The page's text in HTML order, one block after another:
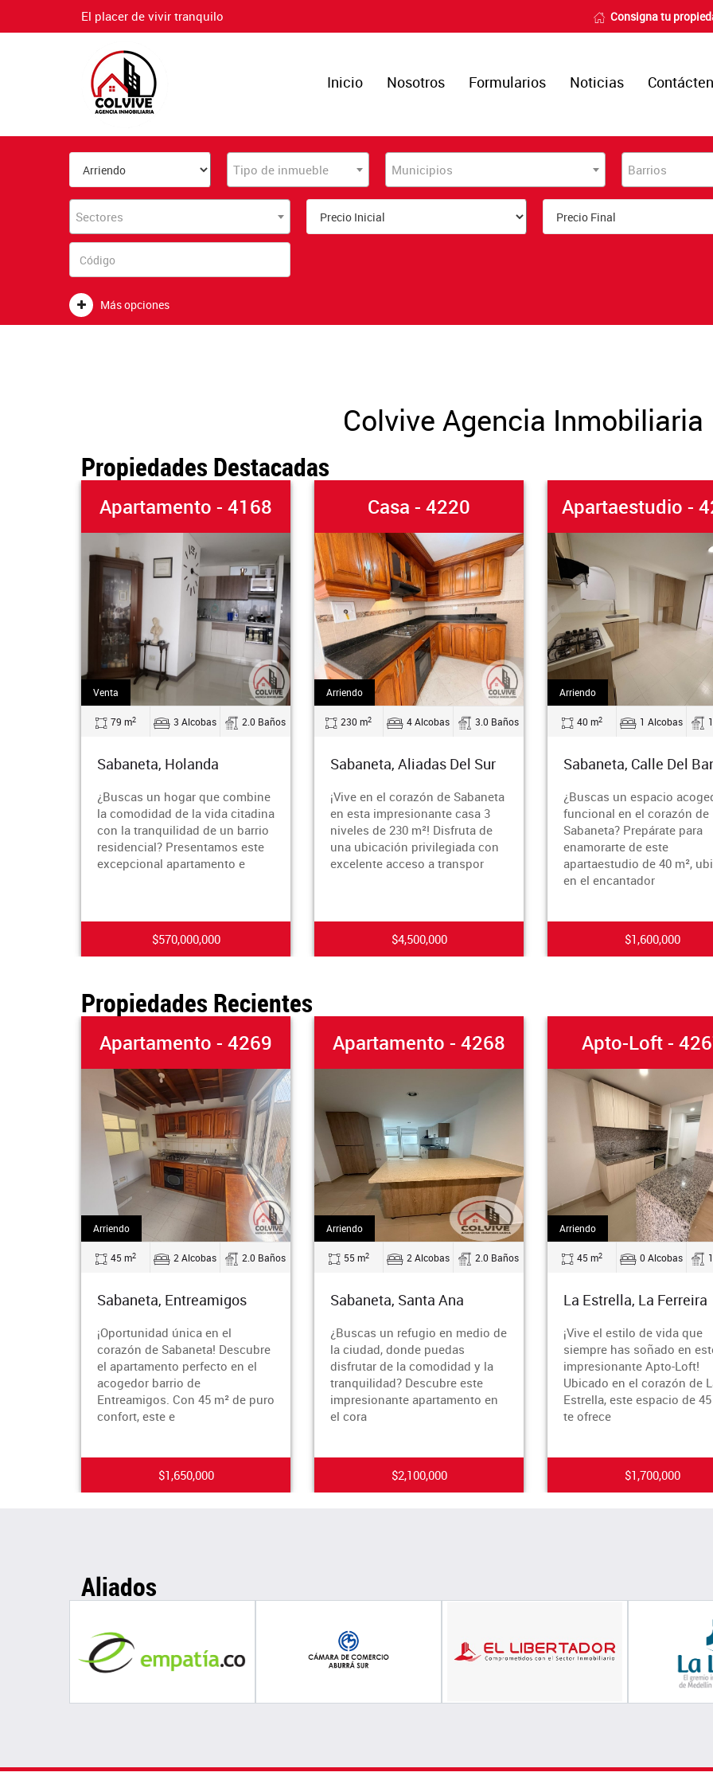
El placer de vivir tranquilo Consigna tu
Inicio Nosotros Formularios Noticias
Tipo de inmueble Municipios Barrios
Sectores
Más opciones
Colvive Agencia Inmobiliaria
Propiedades Destacadas
Apartamento - 4168
Venta
79 m 2 3 Alcobas 2.0 Baños
Sabaneta, Holanda
¿Buscas un hogar que combine
la comodidad de la vida citadina
con la tranquilidad de un barrio
residencial? Presentamos este
excepcional apartamento e
$570,000,000
Casa - 4220
Arriendo
230 m2 4 Alcobas 3.0 Baños
Sabaneta, Aliadas Del Sur
¡Vive en el corazón de Sabaneta
en esta impresionante casa 3
niveles de 230 m²! Disfruta de
una ubicación privilegiada con
excelente acceso a transpor
$4,500,000
Apartaestudio -
Arriendo
40 m 1 Alcobas 1.0
Sabaneta, Calle Del Banco
¿Buscas un espacio acogedor
funcional en el corazón de
Sabaneta? Prepárate para
enamorarte de este
apartaestudio de 40 m²,
en el encantador
$1,600,000
Propiedades Recientes
Apartamento - 4269
Arriendo
45 m2 2 Alcobas 2.0 Baños
Sabaneta, Entreamigos
¡Oportunidad única en el
corazón de Sabaneta! Descubre
el apartamento perfecto en el
acogedor barrio de
Entreamigos. Con 45 m² de puro
confort, este e
$1,650,000
Apartamento - 4268
Arriendo
55 m2 2 Alcobas 2.0 Baños
Sabaneta, Santa Ana
¿Buscas un refugio en medio de
la ciudad, donde puedas
disfrutar de la comodidad y la
tranquilidad? Descubre este
impresionante apartamento en
el cora
$2,100,000
Apto-Loft - 4267
Arriendo
45 m2 0 Alcobas 1.0
La Estrella, La Ferreira
¡Vive el estilo de vida que
siempre has soñado en este
impresionante Apto-Loft!
Ubicado en el corazón de La
Estrella, este espacio de 45 m²
te ofrece
$1,700,000
Aliados